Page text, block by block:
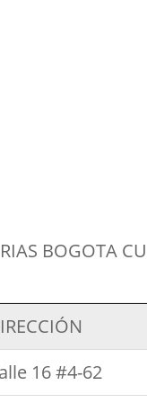
BOGOTA
16 #4-62